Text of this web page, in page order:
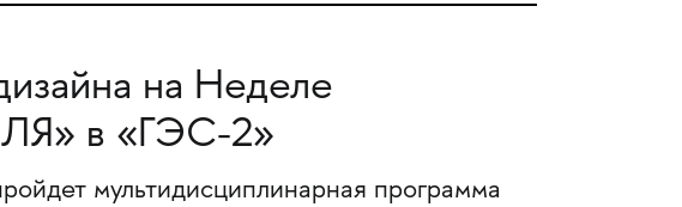
на Неделе
в «ГЭС-2»
мультидисциплинарная программа